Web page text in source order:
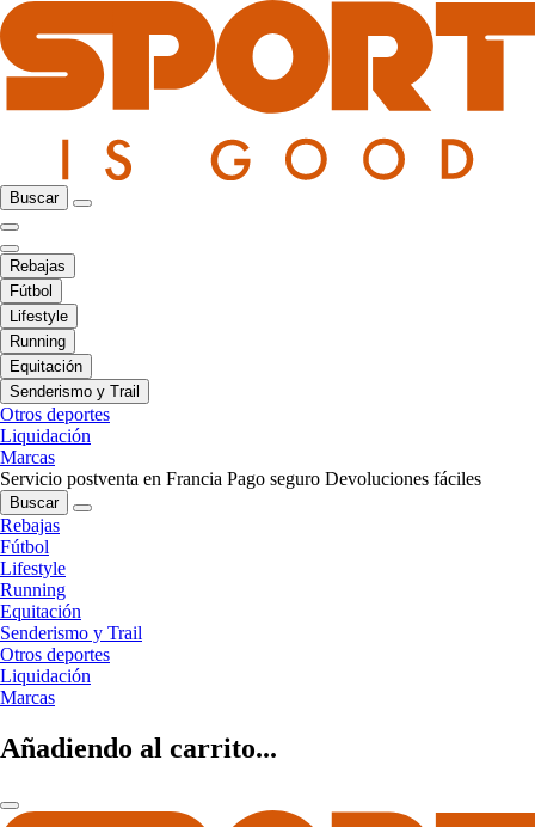
Buscar
Rebajas
Fútbol
Lifestyle
Running
Equitación
Senderismo y Trail
Otros deportes
Liquidación
Marcas
Servicio postventa en Francia Pago seguro Devoluciones fáciles
Buscar
Rebajas
Fútbol
Lifestyle
Running
Equitación
Senderismo y Trail
Otros deportes
Liquidación
Marcas
Añadiendo al carrito...